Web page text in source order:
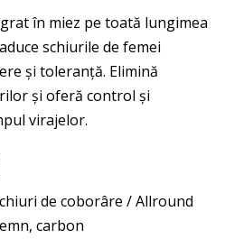
în miez pe toată lungimea
schiurile de femei
și toleranță. Elimină
și oferă control și
virajelor.
de coborâre / Allround
carbon